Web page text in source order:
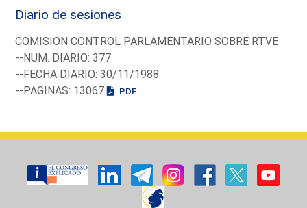
Diario de sesiones
COMISION CONTROL PARLAMENTARIO SOBRE RTVE
--NUM. DIARIO: 377
--FECHA DIARIO: 30/11/1988
--PAGINAS: 13067
PDF